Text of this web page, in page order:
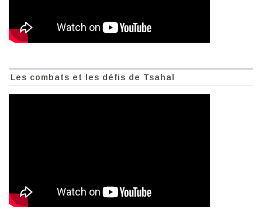
Les combats et les défis de Tsahal